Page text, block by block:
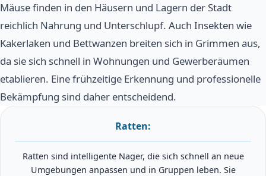
Mäuse finden in den Häusern und Lagern der Stadt
reichlich Nahrung und Unterschlupf. Auch Insekten wie
Kakerlaken und Bettwanzen breiten sich in Grimmen aus,
da sie sich schnell in Wohnungen und Gewerberäumen
etablieren. Eine frühzeitige Erkennung und professionelle
Bekämpfung sind daher entscheidend.
Ratten:
Ratten sind intelligente Nager, die sich schnell an neue
Umgebungen anpassen und in Gruppen leben. Sie